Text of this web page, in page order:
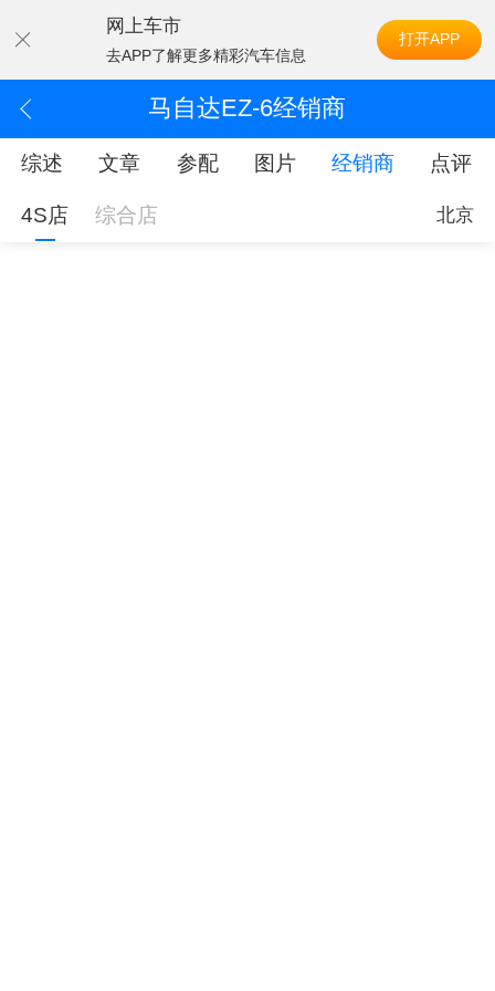
网上车市
去APP了解更多精彩汽车信息
打开APP
马自达EZ-6经销商
综述 文章 参配 图片 经销商 点评
4S店 综合店 北京